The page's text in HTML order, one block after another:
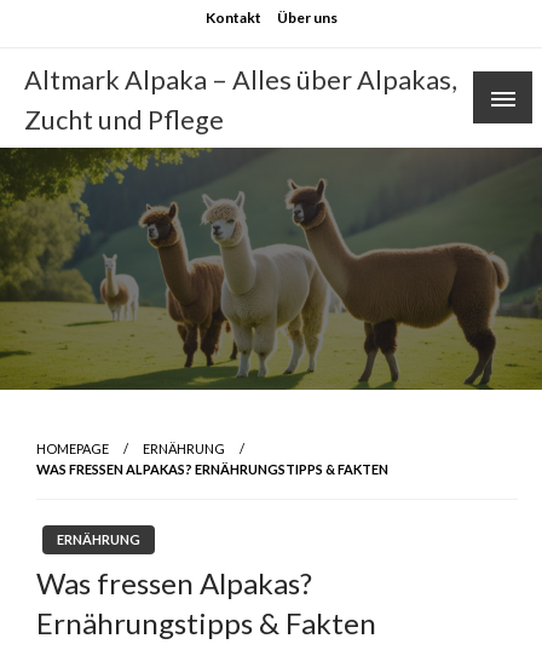
to
content
Kontakt Über uns
Altmark Alpaka – Alles über Alpakas,
Zucht und Pflege
HOMEPAGE
ERNÄHRUNG
WAS FRESSEN ALPAKAS? ERNÄHRUNGSTIPPS & FAKTEN
ERNÄHRUNG
Was fressen Alpakas?
Ernährungstipps & Fakten